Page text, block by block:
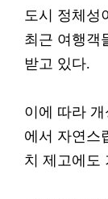
도시 정체성
최근 여행객
받고 있다.
이에 따라
에서 자연스
치 제고에도